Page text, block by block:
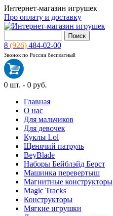
Интернет-магазин игрушек
Про оплату и доставку
8 (926) 484-02-00
Звонок по России бесплатный
0 шт. - 0 руб.
Главная
О нас
Для мальчиков
Для девочек
Куклы Lol
Щенячий патруль
BeyBlade
Наборы Бейблэйд Берст
Машинка перевертыш
Магнитные конструкторы
Magic Tracks
Конструкторы
Мягкие игрушки